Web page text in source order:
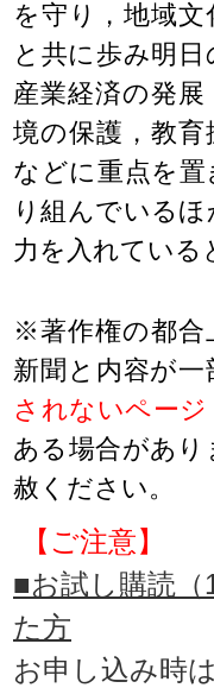
を守り，地域
と共に歩み明
産業経済の発
境の保護，教
などに重点を
り組んでいる
力を入れている
※著作権の都合
新聞と内容が
されないペー
ある場合があ
赦ください。
【ご注意】
■お試し購読
た方
お申し込み時